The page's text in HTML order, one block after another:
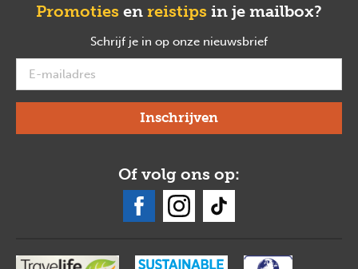
Promoties en reistips in je mailbox?
Schrijf je in op onze nieuwsbrief
Of volg ons op: